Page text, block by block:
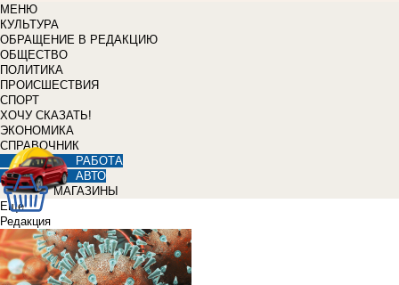
МЕНЮ
КУЛЬТУРА
ОБРАЩЕНИЕ В РЕДАКЦИЮ
ОБЩЕСТВО
ПОЛИТИКА
ПРОИСШЕСТВИЯ
СПОРТ
ХОЧУ СКАЗАТЬ!
ЭКОНОМИКА
СПРАВОЧНИК
РАБОТА
АВТО
МАГАЗИНЫ
Еще
Редакция